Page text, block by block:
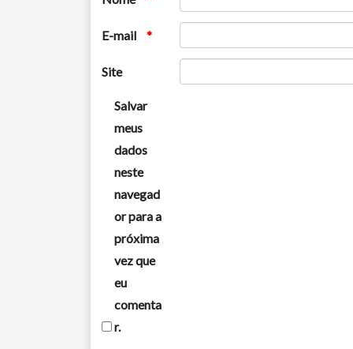
E-mail *
Site
Salvar
meus
dados
neste
navegad
or para a
próxima
vez que
eu
comenta
r.